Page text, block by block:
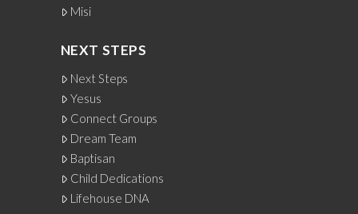
Misi
NEXT STEPS
Next Steps
Yesus
Connect Groups
Dream Team
Baptisan
Child Dedications
Lifehouse DNA